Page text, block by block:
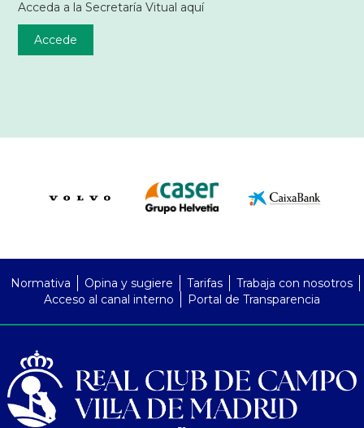
Acceda a la Secretaría Vitual aquí
Accede
Normativa
Opina y sugiere Tarifas
Trabaja con nosotros
Acceso al canal interno
Portal de Transparencia